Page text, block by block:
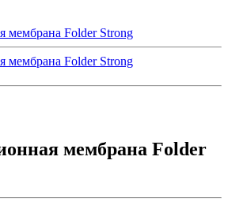
мембрана Folder